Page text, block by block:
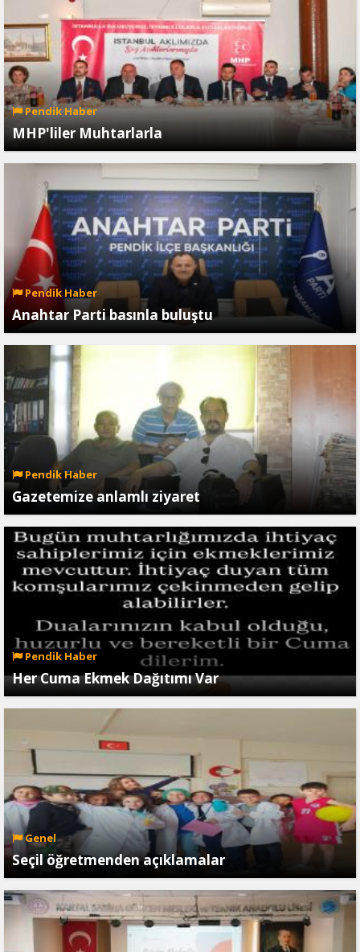
Pendik Haber
MHP'liler Muhtarlarla
Pendik Haber
Anahtar Parti basınla buluştu
Pendik Haber
Gazetemize anlamlı ziyaret
Pendik Haber
Her Cuma Ekmek Dağıtımı Var
Genel
Seçil öğretmenden açıklamalar